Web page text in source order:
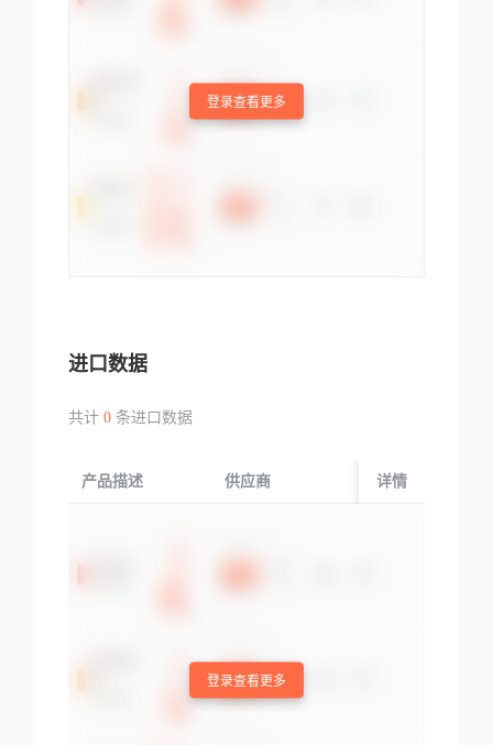
登录查看更多
进口数据
共计 0条进口数据
产品描述 供应商 起运国/地区
详情
登录查看更多